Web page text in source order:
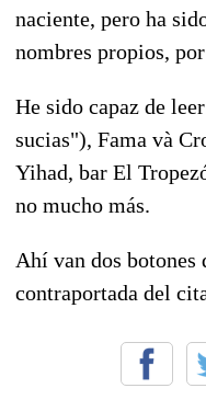
naciente, pero ha
nombres propios,
He sido capaz de
sucias"), Fama và
Yihad, bar El
no mucho más.
Ahí van dos botones
contraportada del